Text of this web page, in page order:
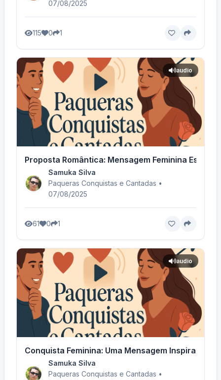
07/08/2025
115 0 1
audio
Proposta Romântica: Mensagem Feminina
Samuka Silva
Paqueras Conquistas e Cantadas •
07/08/2025
61 0 1
audio
Conquista Feminina: Uma Mensagem Inspiradora
Samuka Silva
Paqueras Conquistas e Cantadas •